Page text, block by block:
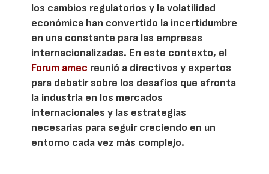
los cambios regulatorios y la volatilidad
económica han convertido la incertidumbre
en una constante para las empresas
internacionalizadas. En este contexto, el
Forum amec reunió a directivos y expertos
para debatir sobre los desafíos que afronta
la industria en los mercados
internacionales y las estrategias
necesarias para seguir creciendo en un
entorno cada vez más complejo.